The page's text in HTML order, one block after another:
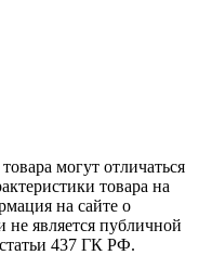
могут отличаться
товара на
на сайте о
не является публичной
437 ГК РФ.